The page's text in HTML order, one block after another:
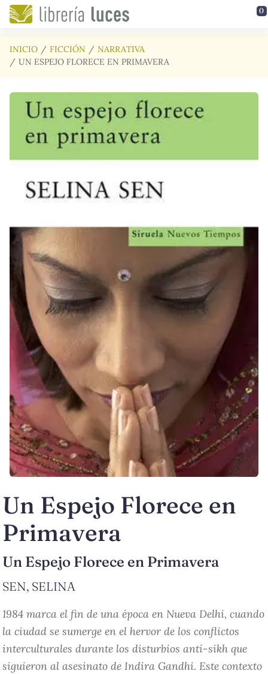
Saltar al contenido principal 0
INICIO FICCIÓN
NARRATIVA
UN ESPEJO FLORECE EN PRIMAVERA
Un Espejo Florece en
Primavera
Un Espejo Florece en Primavera
SEN, SELINA
1984 marca el fin de una época en Nueva Delhi, cuando
la ciudad se sumerge en el hervor de los conflictos
interculturales durante los disturbios anti-sikh que
siguieron al asesinato de Indira Gandhi. Este contexto